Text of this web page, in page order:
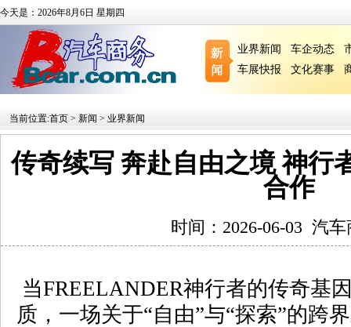
今天是：2026年8月6日 星期四
业界新闻 车企动态
车展快报
文化赛事
当前位置:首页 > 新闻 > 业界新闻
传奇续写 奔赴自由之境 神行
合作
时间：2026-06-03 汽车
当FREELANDER神行者的传奇基
质，一场关于“自由”与“探索”的跨